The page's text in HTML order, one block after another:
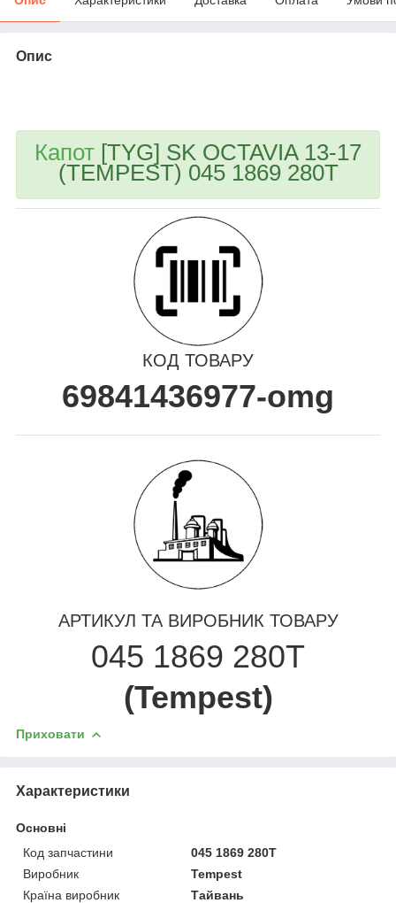
Опис
Капот [TYG] SK OCTAVIA 13-17
(TEMPEST) 045 1869 280T
КОД ТОВАРУ
69841436977-omg
АРТИКУЛ ТА ВИРОБНИК ТОВАРУ
045 1869 280T
(Tempest)
Приховати
Характеристики
Основні
Код запчастини
045 1869 280T
Виробник
Tempest
Країна виробник
Тайвань